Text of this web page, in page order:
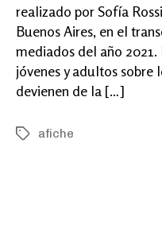
realizado por Sofía
Buenos Aires, en el
mediados del año
jóvenes y adultos sobre
devienen de la […]
Tagsafiche